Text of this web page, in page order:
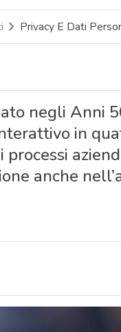
Privacy E Dati
negli Anni
in
anche